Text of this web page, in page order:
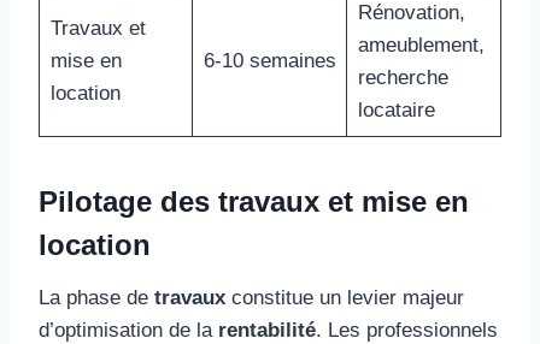
Travaux et
mise en
location
6-10 semaines
Rénovation,
ameublement,
recherche
locataire
Pilotage des travaux et mise en
location
La phase de travaux constitue un levier majeur
d’optimisation de la rentabilité. Les professionnels